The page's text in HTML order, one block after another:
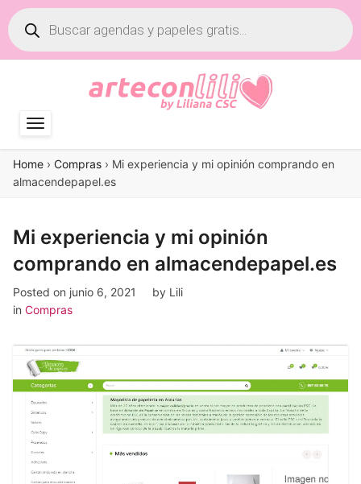
Búsqueda
de
productos
Home › Compras › Mi experiencia y mi opinión comprando en
almacendepapel.es
Mi experiencia y mi opinión
comprando en almacendepapel.es
Posted on junio 6, 2021 by Lili
in Compras